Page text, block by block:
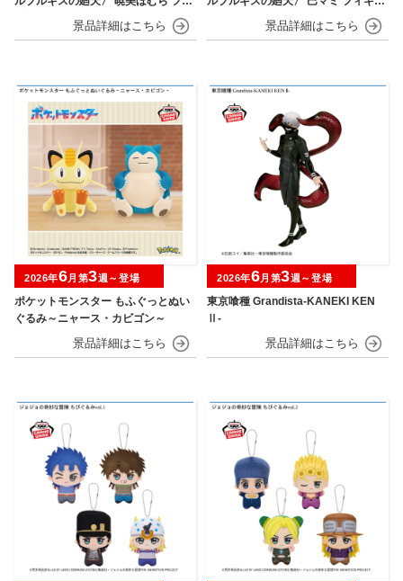
ポケットモンスター もふぐっとぬい
ぐるみ～ニャース・カビゴン～
2026年6月第3週～登場
東京喰種 Grandista-KANEKI KEN
Ⅱ-
2026年6月第3週～登場